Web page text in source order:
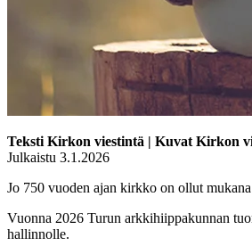
Teksti Kirkon viestintä | Kuvat Kirkon
Julkaistu 3.1.2026
Jo 750 vuoden ajan kirkko on ollut
Vuonna 2026 Turun arkkihiippakunnan
hallinnolle.